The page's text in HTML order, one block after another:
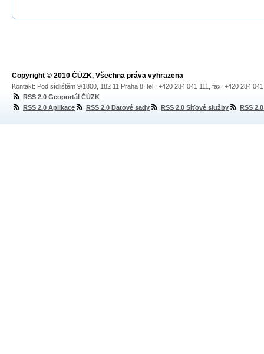
Copyright © 2010 ČÚZK, Všechna práva vyhrazena
Kontakt: Pod sídlištěm 9/1800, 182 11 Praha 8, tel.: +420 284 041 111, fax: +420 284
RSS 2.0 Geoportál ČÚZK
RSS 2.0 Aplikace
RSS 2.0 Datové sady RSS 2.0 Síťové služby RSS